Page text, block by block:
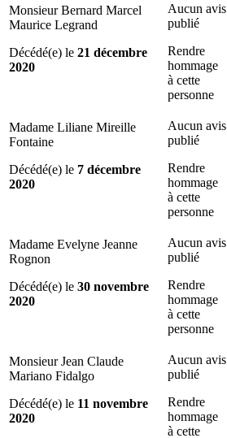
Monsieur Bernard Marcel
Maurice Legrand
Décédé(e) le 21 décembre
2020
Aucun avis
publié
Rendre
hommage
à cette
personne
Madame Liliane Mireille
Fontaine
Décédé(e) le 7 décembre
2020
Aucun avis
publié
Rendre
hommage
à cette
personne
Madame Evelyne Jeanne
Rognon
Décédé(e) le 30 novembre
2020
Aucun avis
publié
Rendre
hommage
à cette
personne
Monsieur Jean Claude
Mariano Fidalgo
Décédé(e) le 11 novembre
2020
Aucun avis
publié
Rendre
hommage
à cette